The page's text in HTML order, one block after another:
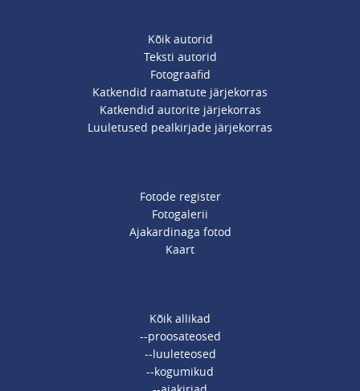
Kõik autorid
Teksti autorid
Fotograafid
Katkendid raamatute järjekorras
Katkendid autorite järjekorras
Luuletused pealkirjade järjekorras
Fotode register
Fotogalerii
Ajakardinaga fotod
Kaart
Kõik allikad
--proosateosed
--luuleteosed
--kogumikud